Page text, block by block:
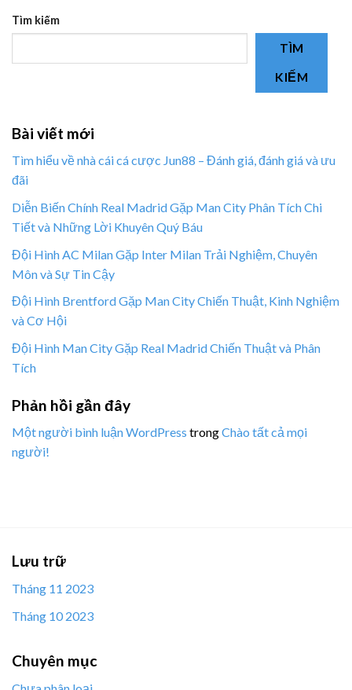
Tìm kiếm
TÌM
KIẾM
Bài viết mới
Tìm hiểu về nhà cái cá cược Jun88 – Đánh giá, đánh giá và ưu
đãi
Diễn Biến Chính Real Madrid Gặp Man City Phân Tích Chi
Tiết và Những Lời Khuyên Quý Báu
Đội Hình AC Milan Gặp Inter Milan Trải Nghiệm, Chuyên
Môn và Sự Tin Cậy
Đội Hình Brentford Gặp Man City Chiến Thuật, Kinh Nghiệm
và Cơ Hội
Đội Hình Man City Gặp Real Madrid Chiến Thuật và Phân
Tích
Phản hồi gần đây
Một người bình luận WordPress trongChào tất cả mọi
người!
Lưu trữ
Tháng 11 2023
Tháng 10 2023
Chuyên mục